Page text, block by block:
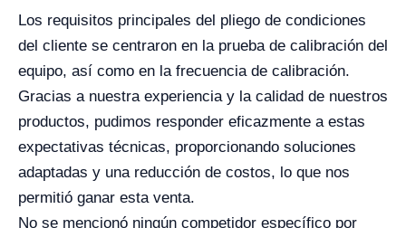
Los requisitos principales del pliego de condiciones
del cliente se centraron en la prueba de calibración del
equipo, así como en la frecuencia de calibración.
Gracias a nuestra experiencia y la calidad de nuestros
productos, pudimos responder eficazmente a estas
expectativas técnicas, proporcionando soluciones
adaptadas y una reducción de costos, lo que nos
permitió ganar esta venta.
No se mencionó ningún competidor específico por